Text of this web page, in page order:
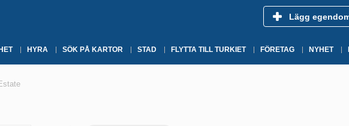
Lägg
HYRA SÖK PÅ KARTOR STAD FLYTTA TILL TURKIET FÖRETAG NYHET